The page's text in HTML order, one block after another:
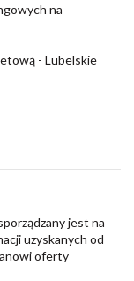
na
- Lubelskie
jest na
uzyskanych od
oferty